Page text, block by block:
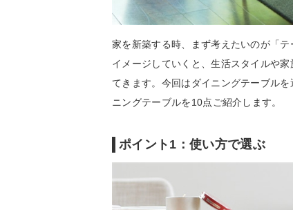
家を新築する時、まず考えたいのが「
イメージしていくと、生活スタイルや
てきます。今回はダイニングテーブル
ニングテーブルを10点ご紹介します。
ポイント1：使い方で選ぶ